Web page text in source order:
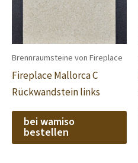
Brennraumsteine von Fireplace
Fireplace Mallorca C
Rückwandstein links
bei wamiso
bestellen